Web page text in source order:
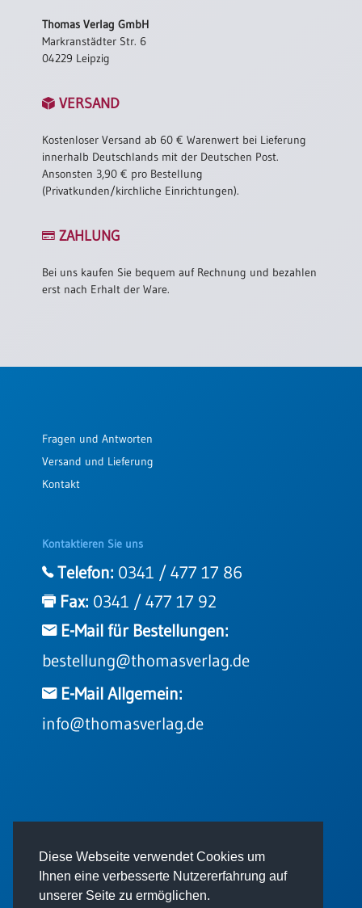
Diese Webseite verwendet Cookies um
Ihnen eine verbesserte Nutzererfahrung auf
unserer Seite zu ermöglichen.
Thomas Verlag GmbH
Markranstädter Str. 6
04229 Leipzig
VERSAND
Kostenloser Versand ab 60 € Warenwert bei Lieferung
innerhalb Deutschlands mit der Deutschen Post.
Ansonsten 3,90 € pro Bestellung
(Privatkunden/kirchliche Einrichtungen).
ZAHLUNG
Bei uns kaufen Sie bequem auf Rechnung und bezahlen
erst nach Erhalt der Ware.
Fragen und Antworten
Versand und Lieferung
Kontakt
Kontaktieren Sie uns
Telefon: 0341 / 477 17 86
Fax: 0341 / 477 17 92
E-Mail für Bestellungen:
bestellung@thomasverlag.de
E-Mail Allgemein:
info@thomasverlag.de